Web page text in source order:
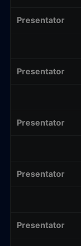
Presentator
Presentator
Presentator
Presentator
Presentator